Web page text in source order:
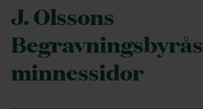
J. Olssons
Begravningsbyrås
minnessidor